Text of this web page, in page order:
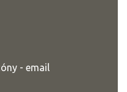
- email